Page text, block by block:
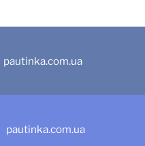
pautinka.com.ua
pautinka.com.ua